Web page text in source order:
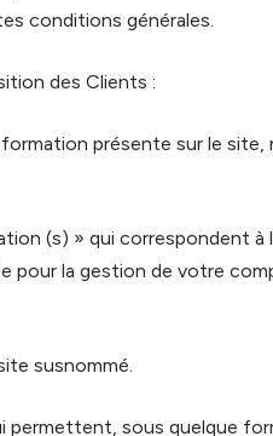
conditions générales.
des Clients :
présente sur le
(s) » qui correspondent à
pour la gestion de votre
susnommé.
permettent, sous quelque